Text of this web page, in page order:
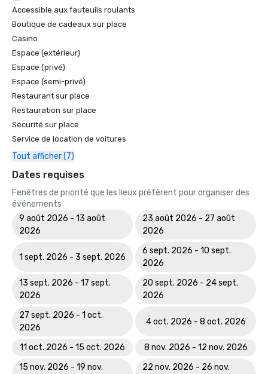
Accessible aux fauteuils roulants
Boutique de cadeaux sur place
Casino
Espace (extérieur)
Espace (privé)
Espace (semi-privé)
Restaurant sur place
Restauration sur place
Sécurité sur place
Service de location de voitures
Tout afficher (7)
Dates requises
Fenêtres de priorité que les lieux préfèrent pour organiser des
événements
9 août 2026 - 13 août
2026
23 août 2026 - 27 août
2026
1 sept. 2026 - 3 sept. 2026
6 sept. 2026 - 10 sept.
2026
13 sept. 2026 - 17 sept.
2026
20 sept. 2026 - 24 sept.
2026
27 sept. 2026 - 1 oct.
2026
4 oct. 2026 - 8 oct. 2026
11 oct. 2026 - 15 oct. 2026
8 nov. 2026 - 12 nov. 2026
15 nov. 2026 - 19 nov.
22 nov. 2026 - 26 nov.